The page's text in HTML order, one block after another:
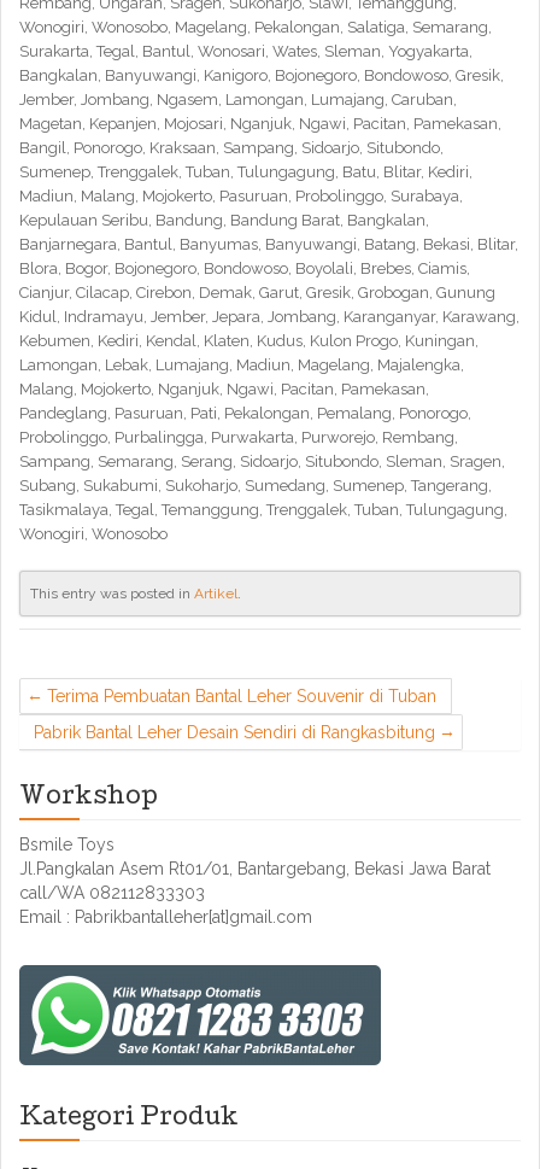
Wonogiri, Wonosobo, Magelang, Pekalongan, Salatiga, Semarang,
Surakarta, Tegal, Bantul, Wonosari, Wates, Sleman, Yogyakarta,
Bangkalan, Banyuwangi, Kanigoro, Bojonegoro, Bondowoso, Gresik,
Jember, Jombang, Ngasem, Lamongan, Lumajang, Caruban,
Magetan, Kepanjen, Mojosari, Nganjuk, Ngawi, Pacitan, Pamekasan,
Bangil, Ponorogo, Kraksaan, Sampang, Sidoarjo, Situbondo,
Sumenep, Trenggalek, Tuban, Tulungagung, Batu, Blitar, Kediri,
Madiun, Malang, Mojokerto, Pasuruan, Probolinggo, Surabaya,
Kepulauan Seribu, Bandung, Bandung Barat, Bangkalan,
Banjarnegara, Bantul, Banyumas, Banyuwangi, Batang, Bekasi, Blitar,
Blora, Bogor, Bojonegoro, Bondowoso, Boyolali, Brebes, Ciamis,
Cianjur, Cilacap, Cirebon, Demak, Garut, Gresik, Grobogan, Gunung
Kidul, Indramayu, Jember, Jepara, Jombang, Karanganyar, Karawang,
Kebumen, Kediri, Kendal, Klaten, Kudus, Kulon Progo, Kuningan,
Lamongan, Lebak, Lumajang, Madiun, Magelang, Majalengka,
Malang, Mojokerto, Nganjuk, Ngawi, Pacitan, Pamekasan,
Pandeglang, Pasuruan, Pati, Pekalongan, Pemalang, Ponorogo,
Probolinggo, Purbalingga, Purwakarta, Purworejo, Rembang,
Sampang, Semarang, Serang, Sidoarjo, Situbondo, Sleman, Sragen,
Subang, Sukabumi, Sukoharjo, Sumedang, Sumenep, Tangerang,
Tasikmalaya, Tegal, Temanggung, Trenggalek, Tuban, Tulungagung,
Wonogiri, Wonosobo
This entry was posted in Artikel.
Terima Pembuatan Bantal Leher Souvenir di Tuban
Pabrik Bantal Leher Desain Sendiri di Rangkasbitung
Workshop
Bsmile Toys
Jl.Pangkalan Asem Rt01/01, Bantargebang, Bekasi Jawa Barat
call/WA 082112833303
Email : Pabrikbantalleher[at]gmail.com
Kategori Produk